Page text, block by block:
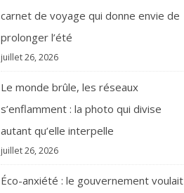
carnet de voyage qui donne envie de
prolonger l’été
juillet 26, 2026
Le monde brûle, les réseaux
s’enflamment : la photo qui divise
autant qu’elle interpelle
juillet 26, 2026
Éco-anxiété : le gouvernement voulait